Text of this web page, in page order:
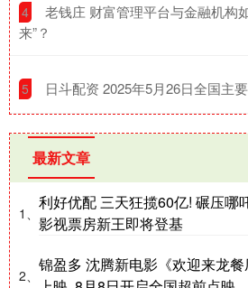
4
老钱庄 财富管理平台与金融机构
来”？
5 日斗配资 2025年5月26日全国主
最新文章
1、
利好优配 三天狂揽60亿! 碾压哪
影视票房新王即将登基
2、
锦盈多 沈腾新电影《欢迎来龙